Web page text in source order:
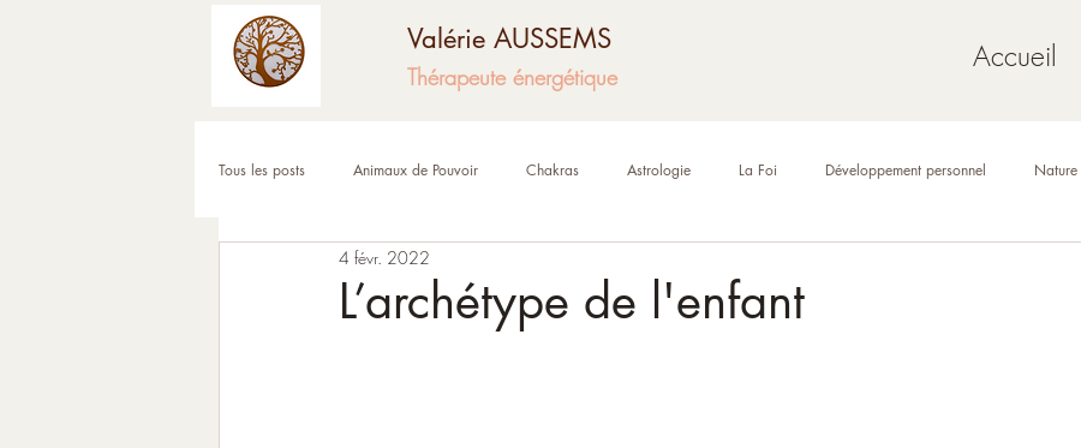
Valérie AUSSEMS
Thérapeute énergétique
Accueil
Tous les posts Animaux de Pouvoir Chakras Astrologie La Foi Développement personnel Nature
Fêtes et moments de l'année
L’archétype de l'enfant
4 févr. 2022